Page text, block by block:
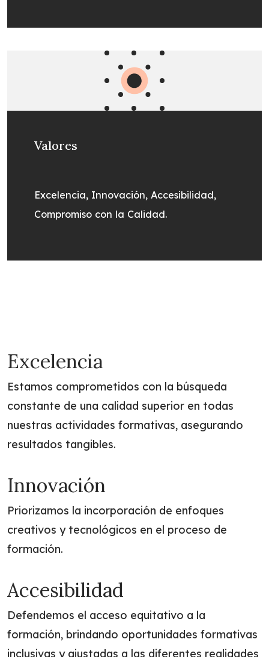
Valores
Excelencia, Innovación, Accesibilidad,
Compromiso con la Calidad.
Excelencia
Estamos comprometidos con la búsqueda
constante de una calidad superior en todas
nuestras actividades formativas, asegurando
resultados tangibles.
Innovación
Priorizamos la incorporación de enfoques
creativos y tecnológicos en el proceso de
formación.
Accesibilidad
Defendemos el acceso equitativo a la
formación, brindando oportunidades formativas
inclusivas y ajustadas a las diferentes realidades